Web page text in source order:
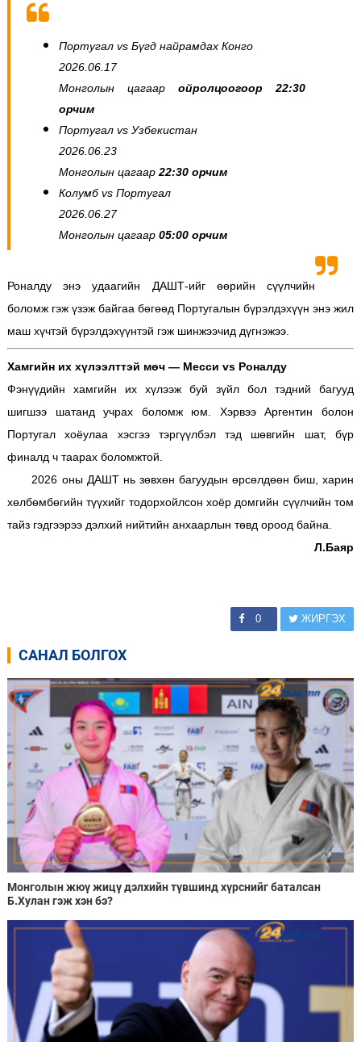
Португал vs Бүгд найрамдах Конго
2026.06.17
Монголын цагааройролцоогоор 22:30
орчим
Португал vs Узбекистан
2026.06.23
Монголын цагаар 22:30 орчим
Колумб vs Португал
2026.06.27
Монголын цагаар 05:00 орчим
Роналду энэ удаагийн ДАШТ-ийг өөрийн сүүлчийн
боломж гэж үзэж байгаа бөгөөд Португалын бүрэлдэхүүн энэ жил
маш хүчтэй бүрэлдэхүүнтэй гэж шинжээчид дүгнэжээ.
Хамгийн их хүлээлттэй мөч — Месси vs Роналду
Фэнүүдийн хамгийн их хүлээж буй зүйл бол тэдний багууд
шигшээ шатанд учрах боломж юм. Хэрвээ Аргентин болон
Португал хоёулаа хэсгээ тэргүүлбэл тэд шөвгийн шат, бүр
финалд ч таарах боломжтой.
2026 оны ДАШТ нь зөвхөн багуудын өрсөлдөөн биш, харин
хөлбөмбөгийн түүхийг тодорхойлсон хоёр домгийн сүүлчийн том
тайз гэдгээрээ дэлхий нийтийн анхаарлын төвд ороод байна.
Л.Баяр
0 ЖИРГЭХ
САНАЛ БОЛГОХ
Монголын жюү жицү дэлхийн түвшинд хүрснийг баталсан
Б.Хулан гэж хэн бэ?